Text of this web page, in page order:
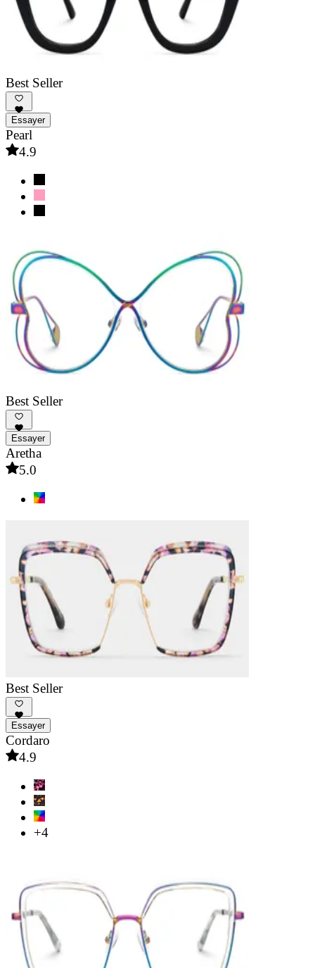
Best Seller
Essayer
Pearl
4.9
Best Seller
Essayer
Aretha
5.0
Best Seller
Essayer
Cordaro
4.9
+4